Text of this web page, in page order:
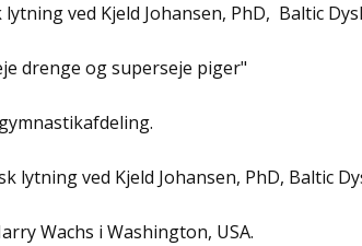
ved Kjeld Johansen, PhD, Baltic
drenge og superseje piger"
ved Kjeld Johansen, PhD, Baltic
Wachs i Washington, USA.